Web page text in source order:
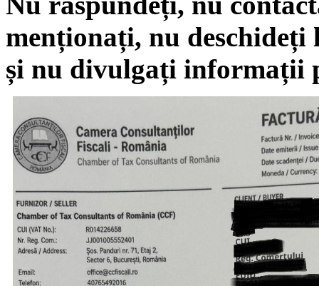
menționați, nu
și nu divulgați informații